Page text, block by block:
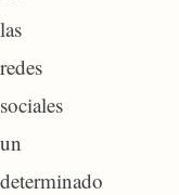
las
redes
sociales
un
determinado